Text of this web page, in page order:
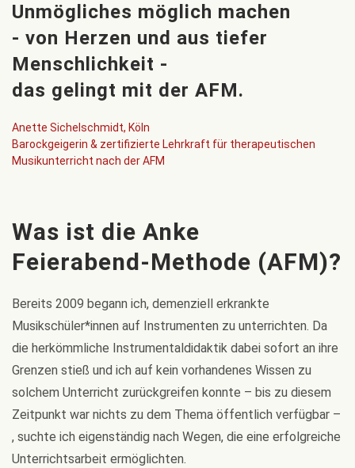
Unmögliches möglich machen
- von Herzen und aus tiefer
Menschlichkeit -
das gelingt mit der AFM.
Anette Sichelschmidt, Köln
Barockgeigerin & zertifizierte Lehrkraft für therapeutischen
Musikunterricht nach der AFM
Was ist die Anke
Feierabend-Methode (AFM)?
Bereits 2009 begann ich, demenziell erkrankte
Musikschüler*innen auf Instrumenten zu unterrichten. Da
die herkömmliche Instrumentaldidaktik dabei sofort an ihre
Grenzen stieß und ich auf kein vorhandenes Wissen zu
solchem Unterricht zurückgreifen konnte – bis zu diesem
Zeitpunkt war nichts zu dem Thema öffentlich verfügbar –
, suchte ich eigenständig nach Wegen, die eine erfolgreiche
Unterrichtsarbeit ermöglichten.